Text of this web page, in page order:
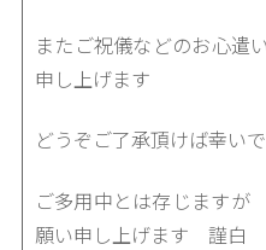
またご祝儀などのお心
申し上げます
どうぞご了承頂けば幸い
ご多用中とは存じます
願い申し上げます 謹白